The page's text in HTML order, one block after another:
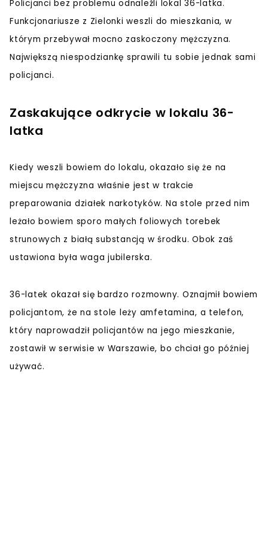
Policjanci bez problemu odnaleźli lokal 36-latka.
Funkcjonariusze z Zielonki weszli do mieszkania, w
którym przebywał mocno zaskoczony mężczyzna.
Największą niespodziankę sprawili tu sobie jednak sami
policjanci.
Zaskakujące odkrycie w lokalu 36-
latka
Kiedy weszli bowiem do lokalu, okazało się że na
miejscu mężczyzna właśnie jest w trakcie
preparowania działek narkotyków. Na stole przed nim
leżało bowiem sporo małych foliowych torebek
strunowych z białą substancją w środku. Obok zaś
ustawiona była waga jubilerska.
36-latek okazał się bardzo rozmowny. Oznajmił bowiem
policjantom, że na stole leży amfetamina, a telefon,
który naprowadził policjantów na jego mieszkanie,
zostawił w serwisie w Warszawie, bo chciał go później
używać.